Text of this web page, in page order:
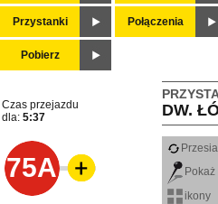
Przystanki Połączenia
Pobierz
DW.
Czas przejazdu
dla: 5:37
75A
ikony